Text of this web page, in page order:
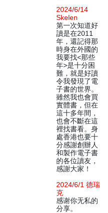
2024/6/14
Skelen
第一次知道好
讀是在2011
年，還記得那
時身在外國的
我要找<那些
年>是十分困
難，就是好讀
令我發現了電
子書的世界。
雖然我也會買
實體書，但在
這十多年間，
也會不斷在這
裡找書看。身
處香港也要十
分感謝創辦人
和製作電子書
的各位讀友，
感謝大家！
2024/6/1 德瑞
克
感谢你无私的
分享。